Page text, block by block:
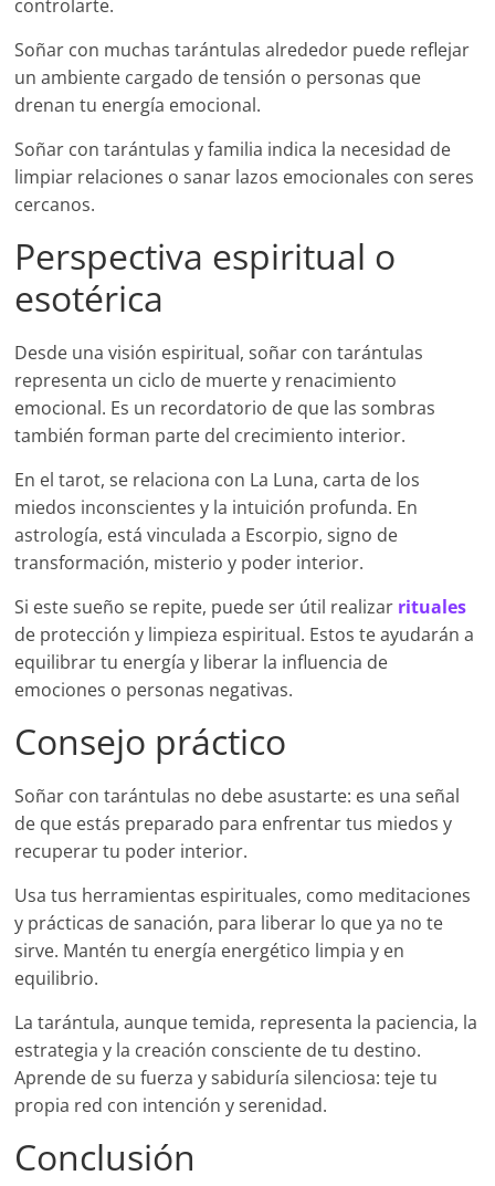
controlarte.
Soñar con muchas tarántulas alrededor puede reflejar
un ambiente cargado de tensión o personas que
drenan tu energía emocional.
Soñar con tarántulas y familia indica la necesidad de
limpiar relaciones o sanar lazos emocionales con seres
cercanos.
Perspectiva espiritual o
esotérica
Desde una visión espiritual, soñar con tarántulas
representa un ciclo de muerte y renacimiento
emocional. Es un recordatorio de que las sombras
también forman parte del crecimiento interior.
En el tarot, se relaciona con La Luna, carta de los
miedos inconscientes y la intuición profunda. En
astrología, está vinculada a Escorpio, signo de
transformación, misterio y poder interior.
Si este sueño se repite, puede ser útil realizar rituales
de protección y limpieza espiritual. Estos te ayudarán a
equilibrar tu energía y liberar la influencia de
emociones o personas negativas.
Consejo práctico
Soñar con tarántulas no debe asustarte: es una señal
de que estás preparado para enfrentar tus miedos y
recuperar tu poder interior.
Usa tus herramientas espirituales, como meditaciones
y prácticas de sanación, para liberar lo que ya no te
sirve. Mantén tu energía energético limpia y en
equilibrio.
La tarántula, aunque temida, representa la paciencia, la
estrategia y la creación consciente de tu destino.
Aprende de su fuerza y sabiduría silenciosa: teje tu
propia red con intención y serenidad.
Conclusión